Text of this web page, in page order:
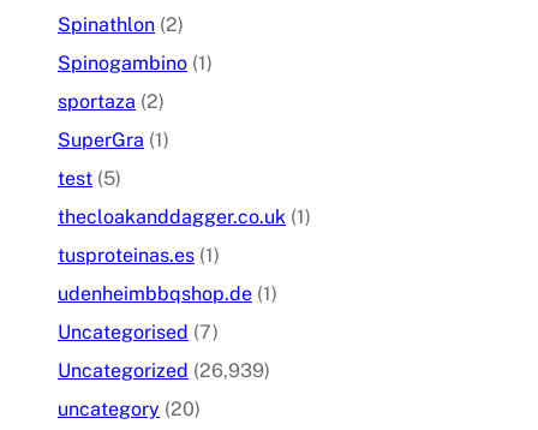
Spinathlon (2)
Spinogambino (1)
sportaza (2)
SuperGra (1)
test (5)
thecloakanddagger.co.uk (1)
tusproteinas.es (1)
udenheimbbqshop.de (1)
Uncategorised (7)
Uncategorized (26,939)
uncategory (20)